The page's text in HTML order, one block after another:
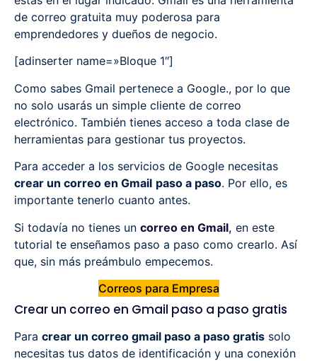
de correo gratuita muy poderosa para
emprendedores y dueños de negocio.
[adinserter name=»Bloque 1″]
Como sabes Gmail pertenece a Google., por lo que
no solo usarás un simple cliente de correo
electrónico. También tienes acceso a toda clase de
herramientas para gestionar tus proyectos.
Para acceder a los servicios de Google necesitas
crear un correo en Gmail paso a paso. Por ello, es
importante tenerlo cuanto antes.
Si todavía no tienes un correo en Gmail, en este
tutorial te enseñamos paso a paso como crearlo. Así
que, sin más preámbulo empecemos.
Correos para Empresa
Crear un correo en Gmail paso a paso gratis
Para crear un correo gmail paso a paso gratis solo
necesitas tus datos de identificación y una conexión